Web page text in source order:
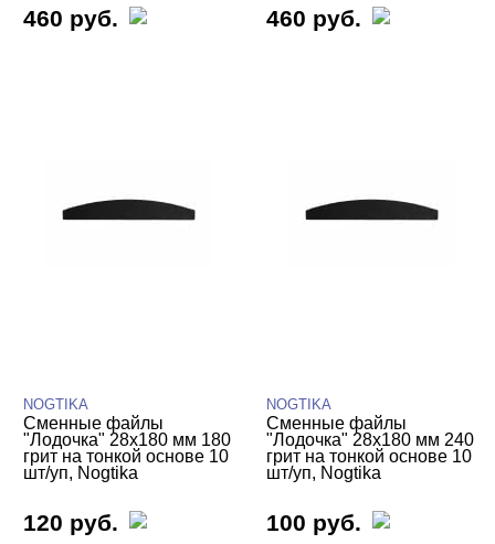
460 руб. 460 руб.
NOGTIKA
Сменные файлы
"Лодочка" 28х180 мм 180
грит на тонкой основе 10
шт/уп, Nogtika
120 руб.
NOGTIKA
Сменные файлы
"Лодочка" 28х180 мм 240
грит на тонкой основе 10
шт/уп, Nogtika
100 руб.